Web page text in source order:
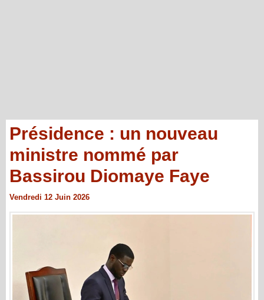
Présidence : un nouveau
ministre nommé par
Bassirou Diomaye Faye
Vendredi 12 Juin 2026